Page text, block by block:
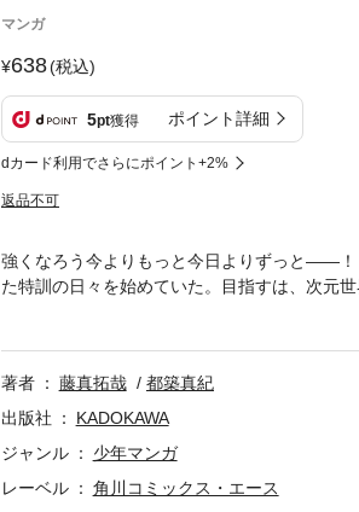
マンガ
638(税込)
5pt獲得 ポイント詳細
dカード利用でさらにポイント+2%
返品不可
強くなろう今よりもっと今日よりずっと――！
た特訓の日々を始めていた。目指すは、次元
成。八神はやて&リィン&アギトに作られた、
著者 藤真拓哉
都築真紀
出版社
KADOKAWA
ジャンル
少年マンガ
レーベル
角川コミックス・エース